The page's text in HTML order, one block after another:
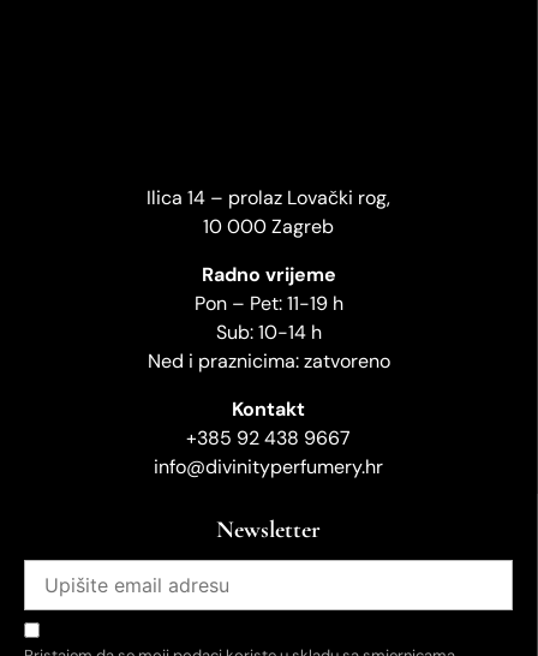
Ilica 14 – prolaz Lovački rog,
10 000 Zagreb
Radno vrijeme
Pon – Pet: 11-19 h
Sub: 10-14 h
Ned i praznicima: zatvoreno
Kontakt
+385 92 438 9667
info@divinityperfumery.hr
Newsletter